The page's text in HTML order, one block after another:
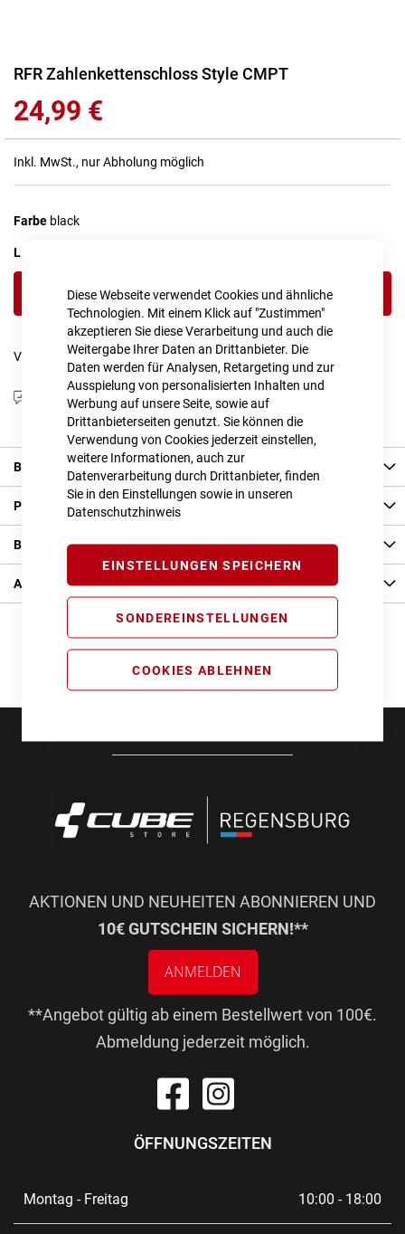
Diese Webseite verwendet Cookies und ähnliche
Technologien. Mit einem Klick auf "Zustimmen"
akzeptieren Sie diese Verarbeitung und auch die
Weitergabe Ihrer Daten an Drittanbieter. Die
Daten werden für Analysen, Retargeting und zur
Ausspielung von personalisierten Inhalten und
Werbung auf unsere Seite, sowie auf
Drittanbieterseiten genutzt. Sie können die
Verwendung von Cookies jederzeit einstellen,
weitere Informationen, auch zur
Datenverarbeitung durch Drittanbieter, finden
Sie in den Einstellungen sowie in unseren
Datenschutzhinweis
EINSTELLUNGEN SPEICHERN
SONDEREINSTELLUNGEN
COOKIES ABLEHNEN
Zum
der
Bildgalerie
springen
RFR Zahlenkettenschloss Style CMPT
24,99 €
Inkl. MwSt., nur Abholung möglich
Farbe black
LIEFERZEIT
IN DEN WARENKORB
Vergleichsliste: hinzufügen |ansehen
Produktanfrage stellen
Beschreibung
Produkt Details
Bewertungen
Angaben zur Produktsicherheit
AKTIONEN UND NEUHEITEN ABONNIEREN UND
10€ GUTSCHEIN SICHERN!**
ANMELDEN
**Angebot gültig ab einem Bestellwert von 100€.
Abmeldung jederzeit möglich.
ÖFFNUNGSZEITEN
Montag - Freitag 10:00 - 18:00